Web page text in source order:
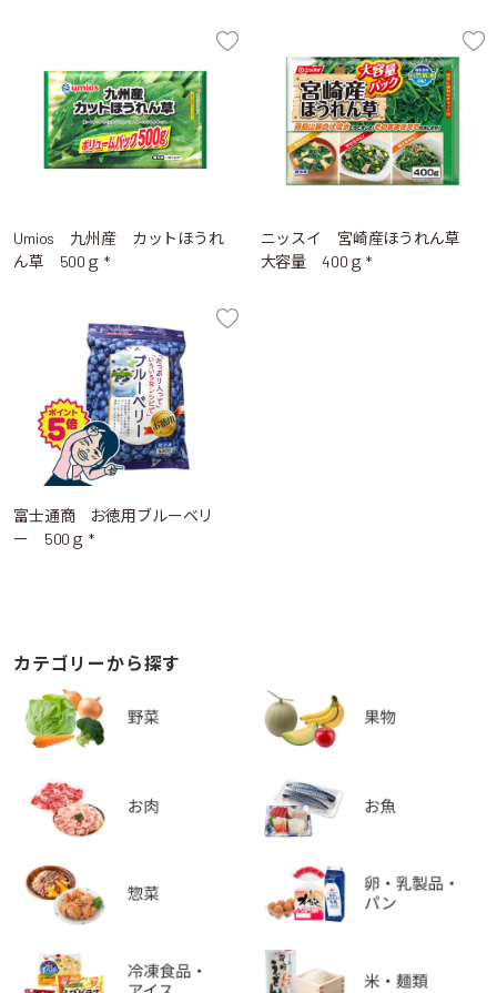
Umios 九州産 カットほうれ
ん草 500ｇ *
ニッスイ 宮崎産ほうれん草
大容量 400ｇ *
富士通商 お徳用ブルーベリ
ー 500ｇ *
カテゴリーから探す